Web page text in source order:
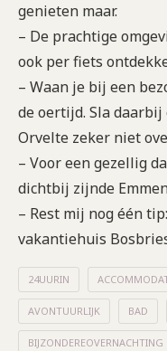
genieten maar.
– De prachtige
ook per fiets
– Waan je bij een
de oertijd. Sla
Orvelte zeker niet
– Voor een gezellig
dichtbij zijnde
– Rest mij nog één
vakantiehuis
24UURIN
AVONTUURLIJK BAD
BIJZONDEREOVERNACHTING